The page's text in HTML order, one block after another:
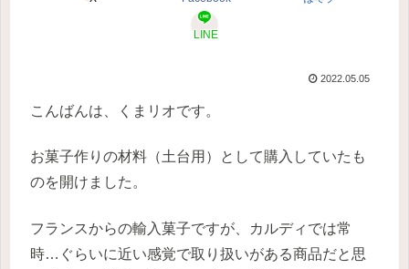
LINE
2022.05.05
こんばんは、くまリオです。
お菓子作りの材料（土台用）として購入していたも
のを開けました。
フランスからの輸入菓子ですが、カルディでは常
時…ぐらいに近い感覚で取り扱いがある商品だと思